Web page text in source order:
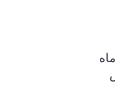
24 ماه گارانتی 120 ماه